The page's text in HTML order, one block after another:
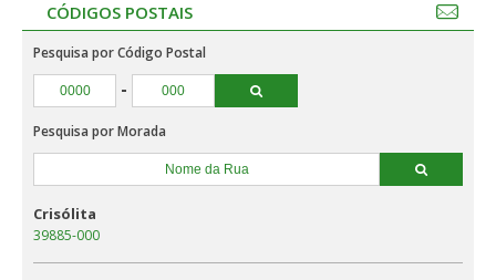
CÓDIGOS POSTAIS
Pesquisa por Código Postal
-
Pesquisa por Morada
Crisólita
39885-000